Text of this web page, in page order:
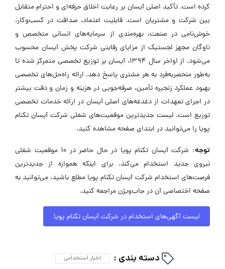
کرده است. تأکید اصلی آیسان بر رعایت اخلاق حرفه‌ای و احترام متقابل
بین شرکت و مشتریان است. قابلیت اعتماد، صداقت در کسب‌وکار،
خوش‌نامی در صنعت، بهره‌مندی از سرمایه‌های انسانی متخصص و
ناوگان مجهز لجستیک از مزایای رقابتی شرکت پخش آیسان محسوب
می‌شود. از اواخر سال ۱۳۹۴، آیسان بر توزیع تخصصی متمرکز شده تا
به‌طور منحصر‌به‌فرد به هر مشتری پاسخ دهد. ارائه راه‌حل‌های تخصصی
بهبود عملکرد زنجیره تأمین، صرفه‌جویی در هزینه و زمان و دقت بیشتر
در اجرای تعهدات از دغدغه‌های اصلی آیسان در ارائه خدمات تخصصی
توزیع است. لیست جدیدترین موقعیت‌های شغلی شرکت آیسان تکنام
پویا را می‌توانید در ابتدای صفحه مشاهده کنید.
توجه:
شرکت آیسان تکنام پویا در حال حاضر در ۱۰ موقعیت شغلی
نیروی جدید استخدام می‌کند. برای اینکه همواره از جدیدترین
فرصت‌های استخدام شرکت آیسان تکنام پویا مطلع باشید، می‌توانید به
صفحه اختصاصی آن در جاب‌ویژن مراجعه کنید.
لیست آگهی‌های استخدام در شرکت آیسان تکنام پویا
دسته بندی : اخبار استخدامی